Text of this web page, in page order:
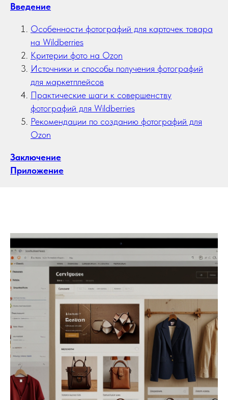
Введение
Особенности фотографий для карточек товара
на Wildberries
Критерии фото на Ozon
Источники и способы получения фотографий
для маркетплейсов
Практические шаги к совершенству
фотографий для Wildberries
Рекомендации по созданию фотографий для
Ozon
Заключение
Приложение